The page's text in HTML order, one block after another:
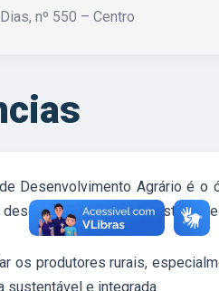
nº 550 – Centro
Desenvolvimento Agrário é
rural
os produtores rurais,
sustentável e integrada.